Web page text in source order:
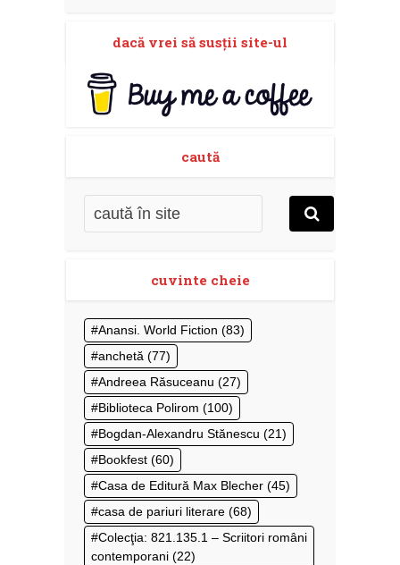
dacă vrei să susţii site-ul
caută
cuvinte cheie
Anansi. World Fiction (83)
anchetă (77)
Andreea Răsuceanu (27)
Biblioteca Polirom (100)
Bogdan-Alexandru Stănescu (21)
Bookfest (60)
Casa de Editură Max Blecher (45)
casa de pariuri literare (68)
Colecţia: 821.135.1 – Scriitori români
contemporani (22)